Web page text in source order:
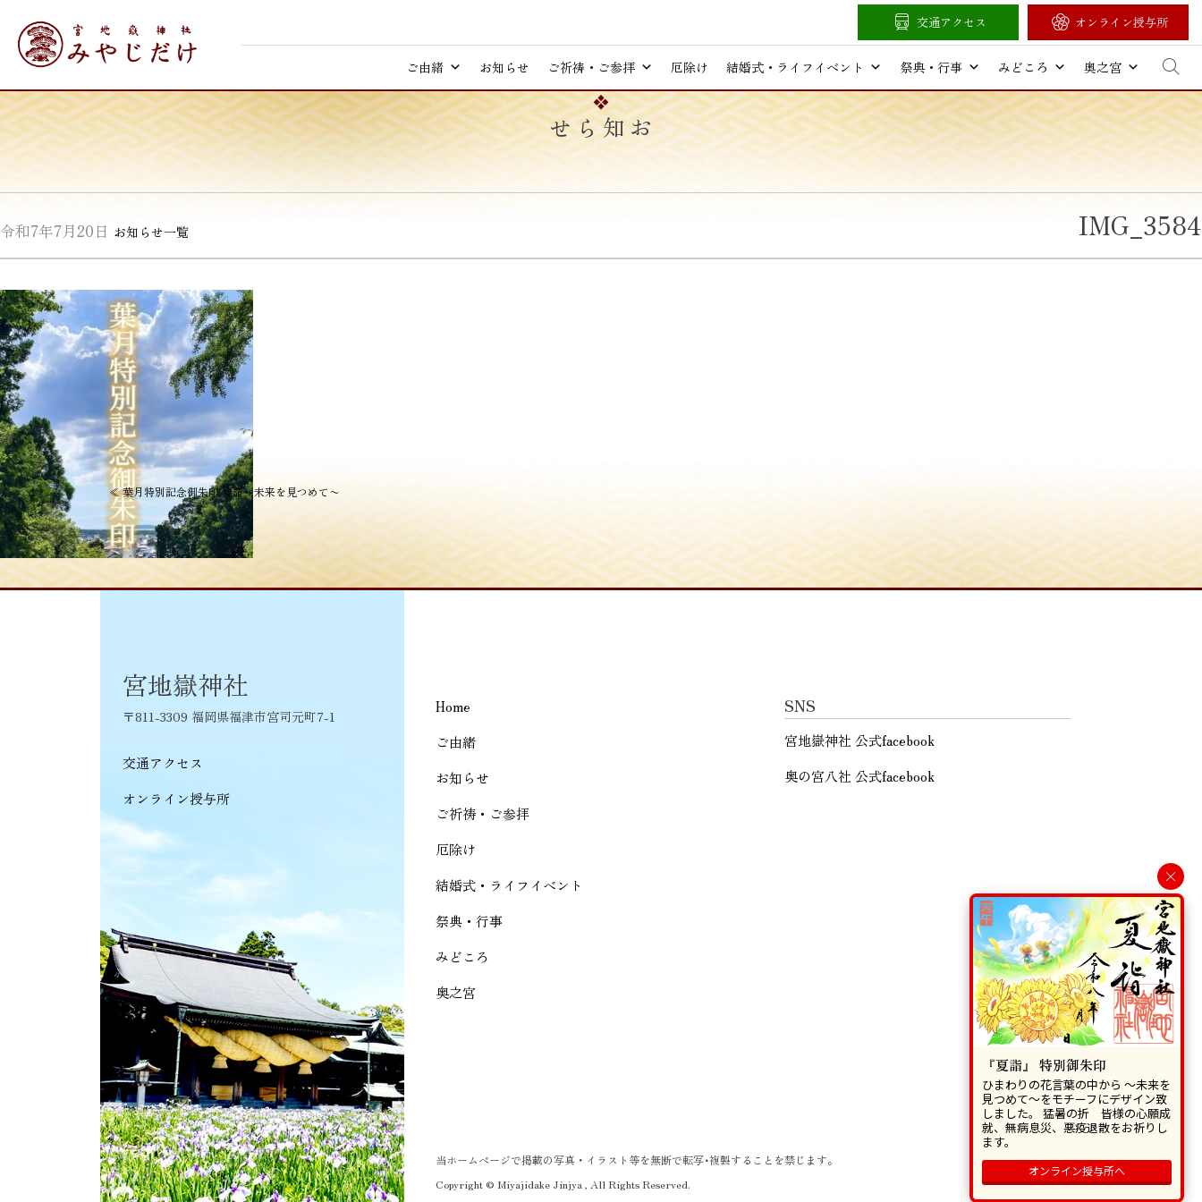
content
ご由緒 お知らせ ご祈祷・ご参拝 厄除け 結婚式・ライフイベント 祭典・行事 みどころ 奥之宮
交通アクセス オンライン授与所
お知らせ
令和7年7月20日 お知らせ一覧 IMG_3584
投
稿
ナ
ビ
シ
ョ
ン
≪葉月特別記念御朱印 夏詣〜未来を見つめて〜
Home
ご由緒
お知らせ
ご祈祷・ご参拝
厄除け
結婚式・ライフイベント
祭典・行事
みどころ
奥之宮
SNS
宮地嶽神社 公式facebook
奥の宮八社 公式facebook
宮地嶽神社
〒811-3309 福岡県福津市宮司元町7-1
交通アクセス
オンライン授与所
当ホームページで掲載の写真・イラスト等を無断で転写･複製することを禁じます。
Copyright © Miyajidake Jinjya , All Rights Reserved.
×
『夏詣』 特別御朱印
ひまわりの花言葉の中から 〜未来を
見つめて〜をモチーフにデザイン致
しました。 猛暑の折 皆様の心願成
就、無病息災、悪疫退散をお祈りし
ます。
オンライン授与所へ